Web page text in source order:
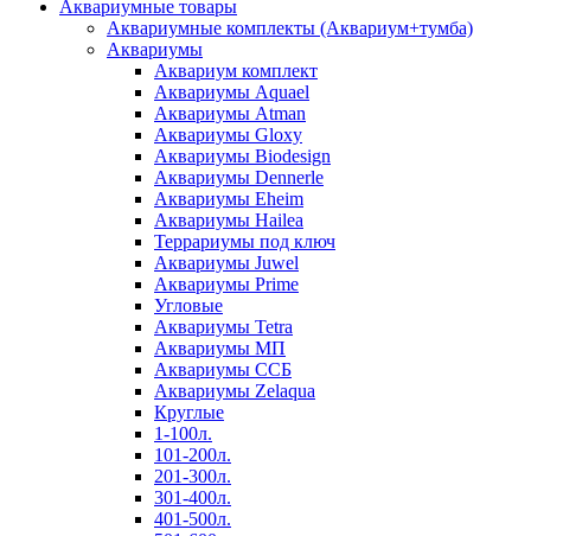
Аквариумные товары
Аквариумные комплекты (Аквариум+тумба)
Аквариумы
Аквариум комплект
Аквариумы Aquael
Аквариумы Atman
Аквариумы Gloxy
Аквариумы Biodesign
Аквариумы Dennerle
Аквариумы Eheim
Аквариумы Hailea
Террариумы под ключ
Аквариумы Juwel
Аквариумы Prime
Угловые
Аквариумы Tetra
Аквариумы МП
Аквариумы ССБ
Аквариумы Zelaqua
Круглые
1-100л.
101-200л.
201-300л.
301-400л.
401-500л.